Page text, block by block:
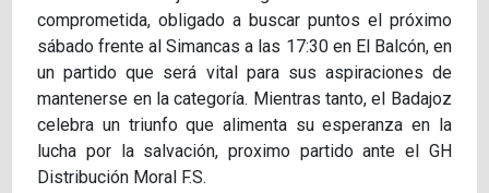
comprometida, obligado a buscar puntos el próximo
sábado frente al Simancas a las 17:30 en El Balcón, en
un partido que será vital para sus aspiraciones de
mantenerse en la categoría. Mientras tanto, el Badajoz
celebra un triunfo que alimenta su esperanza en la
lucha por la salvación, proximo partido ante el GH
Distribución Moral F.S.